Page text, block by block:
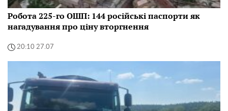
Робота 225-го ОШП: 144 російські паспорти як
нагадування про ціну вторгнення
20:10 27.07